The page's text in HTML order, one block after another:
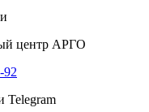
центр АРГО
92
Telegram